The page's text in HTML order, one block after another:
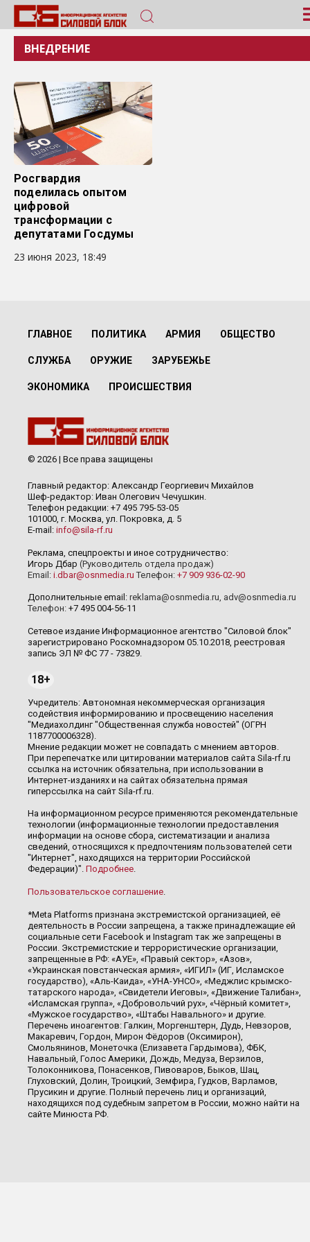
ВНЕДРЕНИЕ
Росгвардия
поделилась опытом
цифровой
трансформации с
депутатами Госдумы
23 июня 2023, 18:49
ГЛАВНОЕ ПОЛИТИКА АРМИЯ ОБЩЕСТВО
СЛУЖБА ОРУЖИЕ ЗАРУБЕЖЬЕ
ЭКОНОМИКА ПРОИСШЕСТВИЯ
© 2026 | Все права защищены
Главный редактор: Александр Георгиевич Михайлов
Шеф-редактор: Иван Олегович Чечушкин.
Телефон редакции: +7 495 795-53-05
101000, г. Москва, ул. Покровка, д. 5
E-mail: info@sila-rf.ru
Реклама, спецпроекты и иное сотрудничество:
Игорь Дбар (Руководитель отдела продаж)
Email: i.dbar@osnmedia.ru Телефон: +7 909 936-02-90
Дополнительные email: reklama@osnmedia.ru, adv@osnmedia.ru
Телефон: +7 495 004-56-11
Сетевое издание Информационное агентство "Силовой блок"
зарегистрировано Роскомнадзором 05.10.2018, реестровая
запись ЭЛ № ФС 77 - 73829.
18+
Учредитель: Автономная некоммерческая организация
содействия информированию и просвещению населения
"Медиахолдинг "Общественная служба новостей" (ОГРН
1187700006328).
Мнение редакции может не совпадать с мнением авторов.
При перепечатке или цитировании материалов сайта Sila-rf.ru
ссылка на источник обязательна, при использовании в
Интернет-изданиях и на сайтах обязательна прямая
гиперссылка на сайт Sila-rf.ru.
На информационном ресурсе применяются рекомендательные
технологии (информационные технологии предоставления
информации на основе сбора, систематизации и анализа
сведений, относящихся к предпочтениям пользователей сети
"Интернет", находящихся на территории Российской
Федерации)". Подробнее.
Пользовательское соглашение.
*Meta Platforms признана экстремистской организацией, её
деятельность в России запрещена, а также принадлежащие ей
социальные сети Facebook и Instagram так же запрещены в
России. Экстремистские и террористические организации,
запрещенные в РФ: «АУЕ», «Правый сектор», «Азов»,
«Украинская повстанческая армия», «ИГИЛ» (ИГ, Исламское
государство), «Аль-Каида», «УНА-УНСО», «Меджлис крымско-
татарского народа», «Свидетели Иеговы», «Движение Талибан»,
«Исламская группа», «Добровольчий рух», «Чёрный комитет»,
«Мужское государство», «Штабы Навального» и другие.
Перечень иноагентов: Галкин, Моргенштерн, Дудь, Невзоров,
Макаревич, Гордон, Мирон Фёдоров (Оксимирон),
Смольянинов, Монеточка (Елизавета Гардымова), ФБК,
Навальный, Голос Америки, Дождь, Медуза, Верзилов,
Толоконникова, Понасенков, Пивоваров, Быков, Шац,
Глуховский, Долин, Троицкий, Земфира, Гудков, Варламов,
Прусикин и другие. Полный перечень лиц и организаций,
находящихся под судебным запретом в России, можно найти на
сайте Минюста РФ.